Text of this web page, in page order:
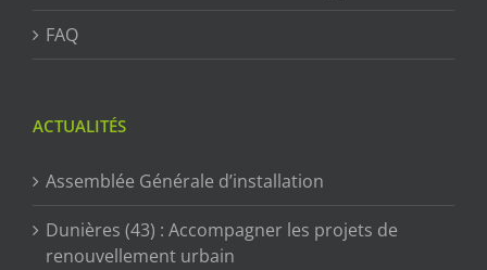
FAQ
ACTUALITÉS
Assemblée Générale d’installation
Dunières (43) : Accompagner les projets de
renouvellement urbain